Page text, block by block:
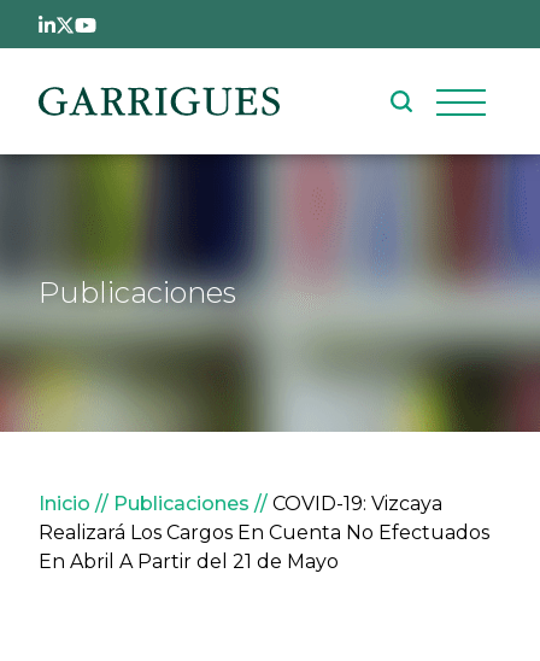
Pasar al contenido principal
Publicaciones
Sobrescribir enlaces de
Inicio Publicaciones
COVID-19: Vizcaya
Realizará Los Cargos En Cuenta No Efectuados
En Abril A Partir del 21 de Mayo